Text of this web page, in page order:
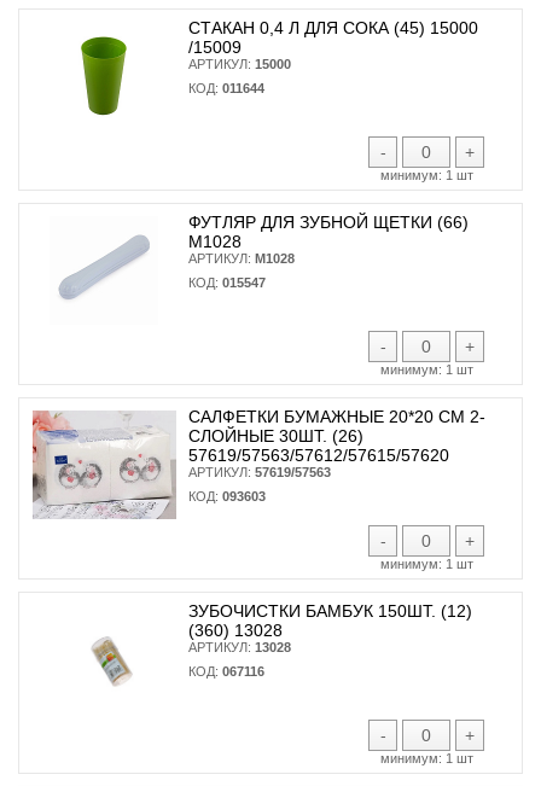
СТАКАН 0,4 Л ДЛЯ СОКА (45) 15000
/15009
АРТИКУЛ: 15000
КОД: 011644
- +
минимум: 1 шт
ФУТЛЯР ДЛЯ ЗУБНОЙ ЩЕТКИ (66)
М1028
АРТИКУЛ: М1028
КОД: 015547
- +
минимум: 1 шт
САЛФЕТКИ БУМАЖНЫЕ 20*20 СМ 2-
СЛОЙНЫЕ 30ШТ. (26)
57619/57563/57612/57615/57620
АРТИКУЛ: 57619/57563
КОД: 093603
- +
минимум: 1 шт
ЗУБОЧИСТКИ БАМБУК 150ШТ. (12)
(360) 13028
АРТИКУЛ: 13028
КОД: 067116
- +
минимум: 1 шт